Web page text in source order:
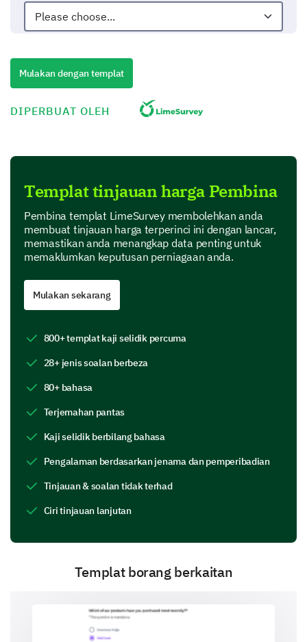
Choice of rank 3
Choice of rank 5
How do current prices for our
expectations?
About the Same
Slightly Lower
Much Lower
Diving Into Specifics
Mulakan dengan templat
DIPERBUAT OLEH
Templat tinjauan harga Pembina
Pembina templat LimeSurvey membolehkan anda
membuat tinjauan harga terperinci ini dengan lancar,
memastikan anda menangkap data penting untuk
memaklumkan keputusan perniagaan anda.
Mulakan sekarang
800+ templat kaji selidik percuma
28+ jenis soalan berbeza
80+ bahasa
Terjemahan pantas
Kaji selidik berbilang bahasa
Pengalaman berdasarkan jenama dan pemperibadian
Tinjauan & soalan tidak terhad
Ciri tinjauan lanjutan
Templat borang berkaitan